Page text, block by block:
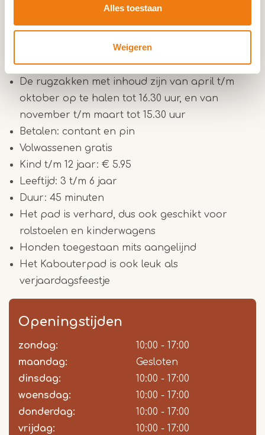
Alles toestaan
Weigeren
Zie jij buiten die houten kabouter staan? Hij wijst
je de weg. Veel plezier!
De rugzakken met inhoud zijn van april t/m
oktober op te halen tot 16.30 uur, en van
november t/m maart tot 15.30 uur
Betalen: contant en pin
Volwassenen gratis
Kind t/m 12 jaar: € 5.95
Leeftijd: 3 t/m 6 jaar
Duur: 45 minuten
Het pad is verhard, dus ook geschikt voor
rolstoelen en kinderwagens
Honden toegestaan mits aangelijnd
Het Kabouterpad is ook leuk als
verjaardagsfeestje
Openingstijden
Dag
Time
slot
Reactie
zondag:
10:00 - 17:00
maandag:
Gesloten
dinsdag:
10:00 - 17:00
woensdag:
10:00 - 17:00
donderdag:
10:00 - 17:00
vrijdag:
10:00 - 17:00